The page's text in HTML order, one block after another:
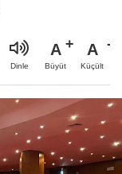
Dinle
A
Büyüt
A
Küçült